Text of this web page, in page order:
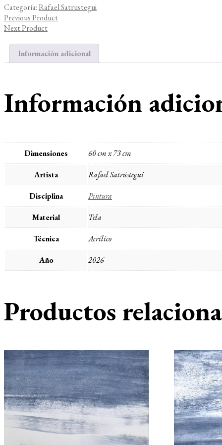
Categoría:Rafael Satrustegui
Previous Product
Next Product
Información adicional
Información
Dimensiones 60 cm x 73 cm
Artista Rafael Satrústegui
Disciplina Pintura
Material Tela
Técnica Acrílico
Año 2026
Productos